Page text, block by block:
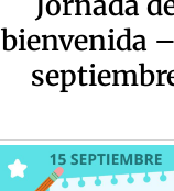
bienvenida